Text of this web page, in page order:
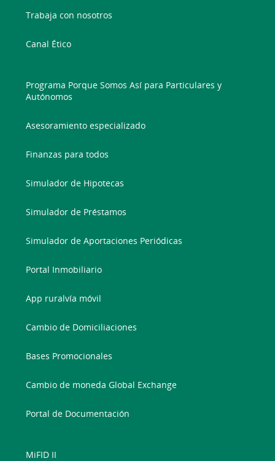
Trabaja con nosotros
Canal Ético
Programa Porque Somos Así para Particulares y
Autónomos
Asesoramiento especializado
Finanzas para todos
Simulador de Hipotecas
Simulador de Préstamos
Simulador de Aportaciones Periódicas
Portal Inmobiliario
App ruralvía móvil
Cambio de Domiciliaciones
Bases Promocionales
Cambio de moneda Global Exchange
Portal de Documentación
MiFID II